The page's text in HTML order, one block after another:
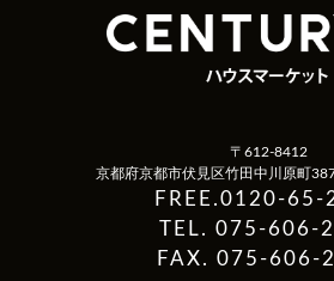
〒612-8412
京都府京都市伏見区竹田中川原町
FREE.0120-65-
TEL. 075-606-
FAX. 075-606-